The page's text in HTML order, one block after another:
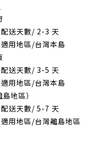
配送天數/ 2-3 天
適用地區/台灣本島
配送天數/ 3-5 天
適用地區/台灣本島
地區）
配送天數/ 5-7 天
適用地區/台灣離島地區